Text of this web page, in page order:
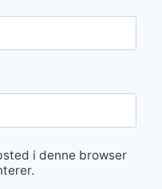
i denne browser